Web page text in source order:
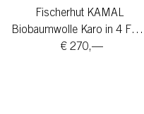
Fischerhut KAMAL
Biobaumwolle Karo in 4 Farben
€ 270,—